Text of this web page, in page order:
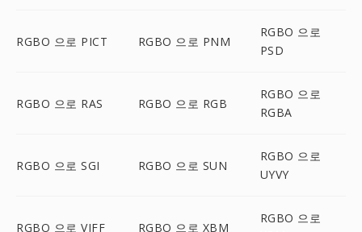
RGBO 으로 PICT RGBO 으로 PNM
RGBO 으로
PSD
RGBO 으로 RAS RGBO 으로 RGB
RGBO 으로
RGBA
RGBO 으로 SGI RGBO 으로 SUN
RGBO 으로
UYVY
RGBO 으로 VIFF RGBO 으로 XBM
RGBO 으로